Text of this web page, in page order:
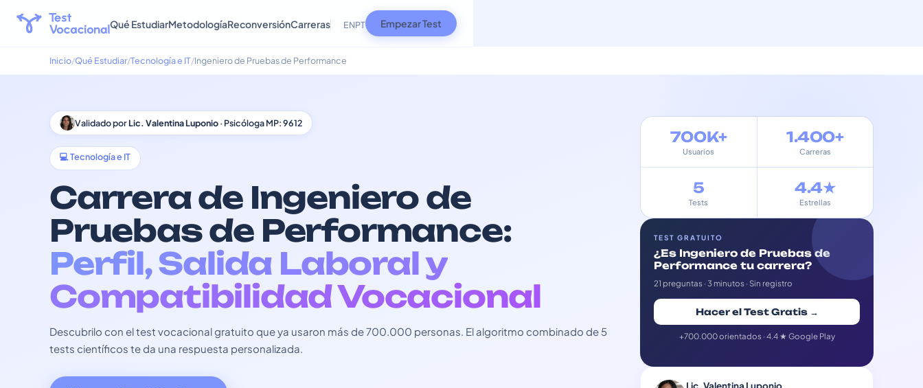
Qué EstudiarMetodologíaReconversiónCarreras ENPT Empezar Test
Inicio Qué Estudiar Tecnología e IT Ingeniero de Pruebas de Performance
Validado porLic. Valentina Luponio· Psicóloga MP: 9612
💻 Tecnología e IT
Carrera de Ingeniero de
Pruebas de Performance:
Perfil, Salida Laboral y
Compatibilidad Vocacional
Descubrilo con el test vocacional gratuito que ya usaron más de 700.000 personas. El algoritmo combinado de 5
tests científicos te da una respuesta personalizada.
700K+
Usuarios
1.400+
Carreras
5
Tests
4.4★
Estrellas
TEST GRATUITO
¿Es Ingeniero de Pruebas de
Performance tu carrera?
21 preguntas · 3 minutos · Sin registro
Hacer el Test Gratis →
+700.000 orientados · 4.4 ★ Google Play
Lic. Valentina Luponio